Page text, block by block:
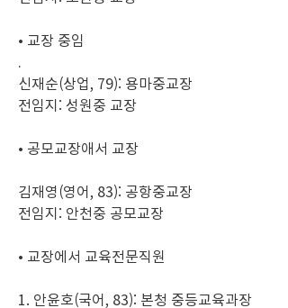
• 교장 중임
신재순(상업, 79): 용마중교장
전임지: 성원중 교장
• 공모교장애서 교장
김재영(영어, 83): 공항중교장
전임지: 안천중 공모교장
• 교장에서 교육전문직원
1. 안윤호(국어, 83): 본청 중등교육과장